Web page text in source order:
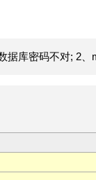
库密码不对; 2、